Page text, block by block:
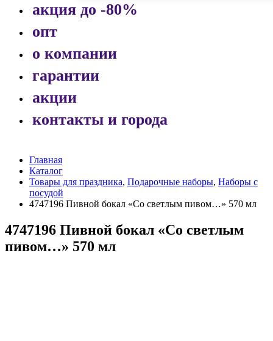
акция до -80%
опт
о компании
гарантии
акции
контакты и города
Главная
Каталог
Товары для праздника, Подарочные наборы, Наборы с
посудой
4747196 Пивной бокал «Со светлым пивом…» 570 мл
4747196 Пивной бокал «Со светлым
пивом…» 570 мл